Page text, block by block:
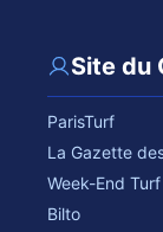
Site du
ParisTurf
La Gazette
Week-End Turf
Bilto